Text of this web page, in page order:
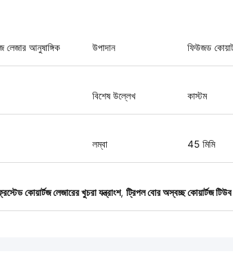
লেজার আনুষাঙ্গিক উপাদান ফিউজড
বিশেষ উল্লেখ কাস্টম
লম্বা 45 মিমি
কোয়ার্টজ লেজারের খুচরা যন্ত্রাংশ, ট্রিপল বোর অস্বচ্ছ কোয়ার্টজ টিউব